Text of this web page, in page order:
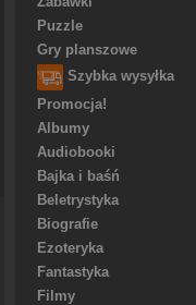
Puzzle
Gry planszowe
Szybka wysyłka
Promocja!
Albumy
Audiobooki
Bajka i baśń
Beletrystyka
Biografie
Ezoteryka
Fantastyka
Filmy